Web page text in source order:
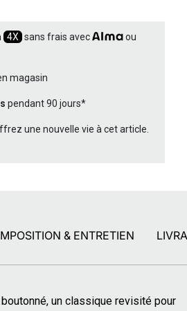
4X sans frais avec ou
magasin
pendant 90 jours*
une nouvelle vie à cet article.
& ENTRETIEN
un classique revisité pour